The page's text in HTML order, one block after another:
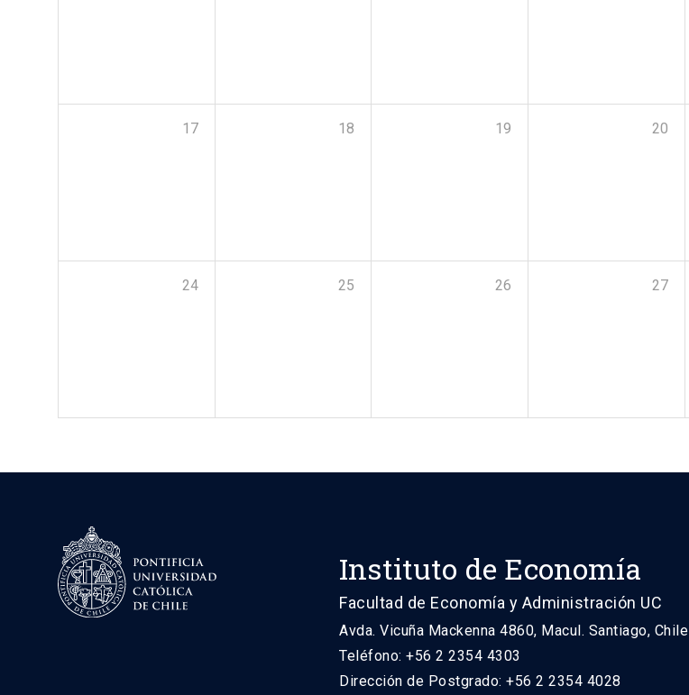
17 18 19 20
24 25 26 27
Instituto de Economía
Facultad de Economía y Administración UC
Avda. Vicuña Mackenna 4860, Macul. Santiago, Chile
Teléfono: +56 2 2354 4303
Dirección de Postgrado: +56 2 2354 4028